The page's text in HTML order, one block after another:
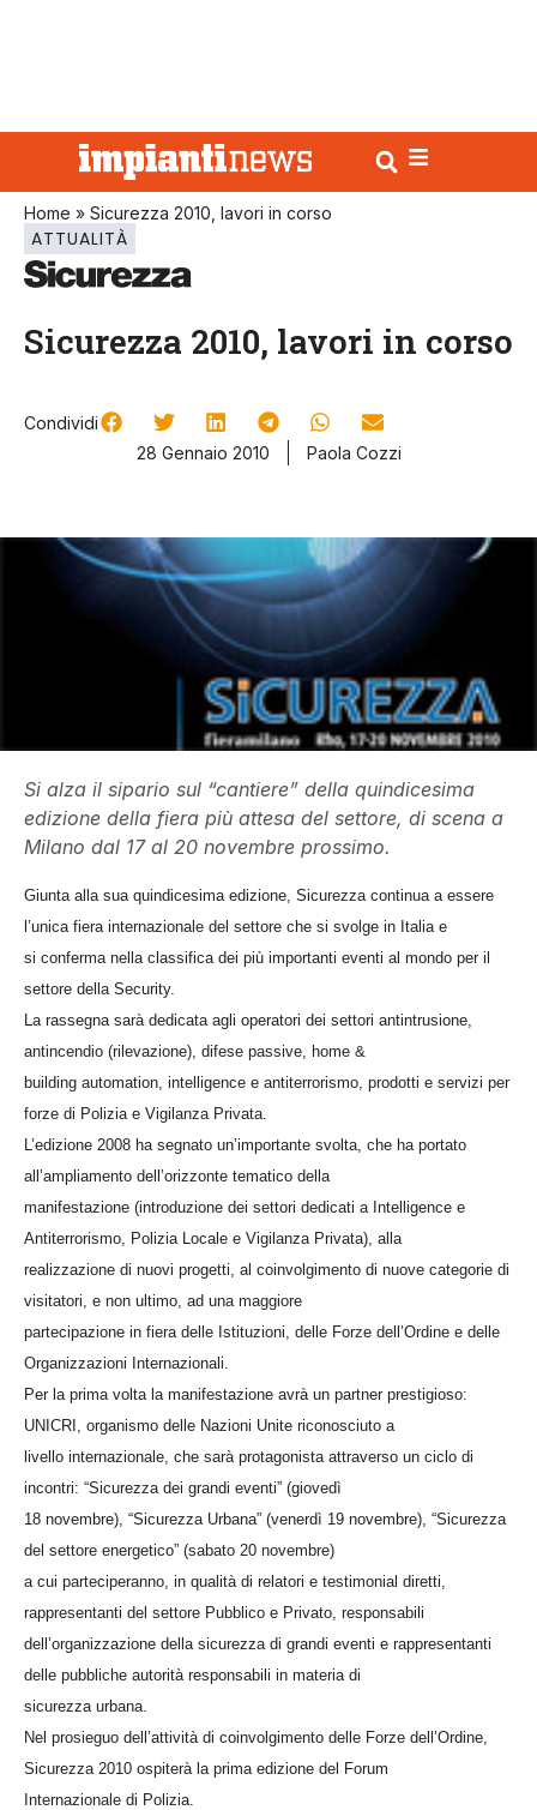
Home » Sicurezza 2010, lavori in corso
ATTUALITÀ
Sicurezza 2010, lavori in corso
Condividi
28 Gennaio 2010
Paola Cozzi
Si alza il sipario sul “cantiere” della quindicesima
edizione della fiera più attesa del settore, di scena a
Milano dal 17 al 20 novembre prossimo.
Giunta alla sua quindicesima edizione, Sicurezza continua a essere
l’unica fiera internazionale del settore che si svolge in Italia e
si conferma nella classifica dei più importanti eventi al mondo per il
settore della Security.
La rassegna sarà dedicata agli operatori dei settori antintrusione,
antincendio (rilevazione), difese passive, home &
building automation, intelligence e antiterrorismo, prodotti e servizi per
forze di Polizia e Vigilanza Privata.
L’edizione 2008 ha segnato un’importante svolta, che ha portato
all’ampliamento dell’orizzonte tematico della
manifestazione (introduzione dei settori dedicati a Intelligence e
Antiterrorismo, Polizia Locale e Vigilanza Privata), alla
realizzazione di nuovi progetti, al coinvolgimento di nuove categorie di
visitatori, e non ultimo, ad una maggiore
partecipazione in fiera delle Istituzioni, delle Forze dell’Ordine e delle
Organizzazioni Internazionali.
Per la prima volta la manifestazione avrà un partner prestigioso:
UNICRI, organismo delle Nazioni Unite riconosciuto a
livello internazionale, che sarà protagonista attraverso un ciclo di
incontri: “Sicurezza dei grandi eventi” (giovedì
18 novembre), “Sicurezza Urbana” (venerdì 19 novembre), “Sicurezza
del settore energetico” (sabato 20 novembre)
a cui parteciperanno, in qualità di relatori e testimonial diretti,
rappresentanti del settore Pubblico e Privato, responsabili
dell’organizzazione della sicurezza di grandi eventi e rappresentanti
delle pubbliche autorità responsabili in materia di
sicurezza urbana.
Nel prosieguo dell’attività di coinvolgimento delle Forze dell’Ordine,
Sicurezza 2010 ospiterà la prima edizione del Forum
Internazionale di Polizia.